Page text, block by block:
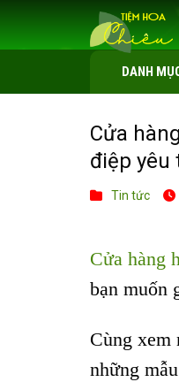
content
DANH
Cửa
điệp yêu
Tin tức
Cửa hàng
bạn muốn
Cùng xem
những